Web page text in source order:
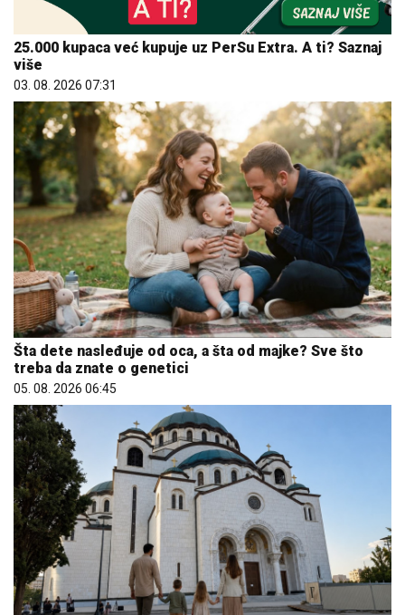
25.000 kupaca već kupuje uz PerSu Extra. A ti? Saznaj
više
03. 08. 2026 07:31
Šta dete nasleđuje od oca, a šta od majke? Sve što
treba da znate o genetici
05. 08. 2026 06:45